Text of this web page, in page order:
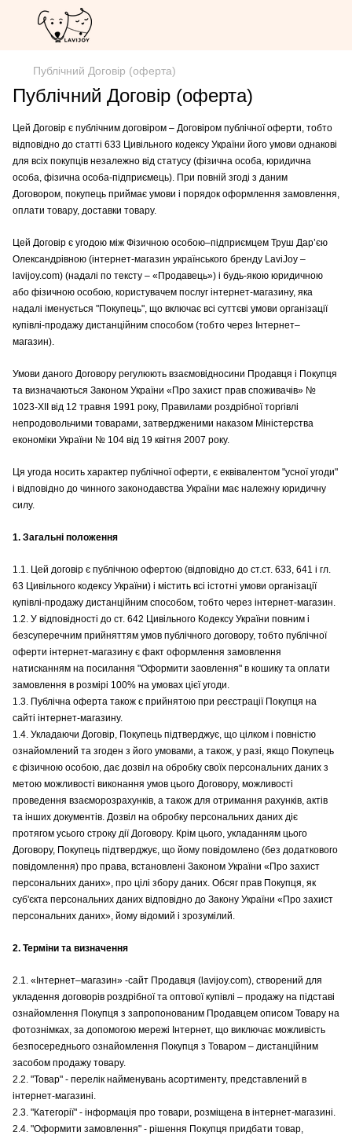
Публічний Договір (оферта)
Публічний Договір (оферта)
Цей Договір є публічним договіром – Договіром публічної оферти, тобто
відповідно до статті 633 Цивільного кодексу України його умови однакові
для всіх покупців незалежно від статусу (фізична особа, юридична
особа, фізична особа-підприємець). При повній згоді з даним
Договором, покупець приймає умови і порядок оформлення замовлення,
оплати товару, доставки товару.
Цей Договір є угодою між Фізичною особою–підприємцем Труш Дар’єю
Олександрівною (інтернет-магазин українського бренду LaviJoy –
lavijoy.com) (надалі по тексту – «Продавець») і будь-якою юридичною
або фізичною особою, користувачем послуг інтернет-магазину, яка
надалі іменується "Покупець", що включає всі суттєві умови організації
купівлі-продажу дистанційним способом (тобто через Інтернет–
магазин).
Умови даного Договору регулюють взаємовідносини Продавця і Покупця
та визначаються Законом України «Про захист прав споживачів» №
1023-XII від 12 травня 1991 року, Правилами роздрібної торгівлі
непродовольчими товарами, затвердженими наказом Міністерства
економіки України № 104 від 19 квітня 2007 року.
Ця угода носить характер публічної оферти, є еквівалентом "усної угоди"
і відповідно до чинного законодавства України має належну юридичну
силу.
1. Загальні положення
1.1. Цей договір є публічною офертою (відповідно до ст.ст. 633, 641 і гл.
63 Цивільного кодексу України) і містить всі істотні умови організації
купівлі-продажу дистанційним способом, тобто через інтернет-магазин.
1.2. У відповідності до ст. 642 Цивільного Кодексу України повним і
безсуперечним прийняттям умов публічного договору, тобто публічної
оферти інтернет-магазину є факт оформлення замовлення
натисканням на посилання "Оформити заовлення" в кошику та оплати
замовлення в розмірі 100% на умовах цієї угоди.
1.3. Публічна оферта також є прийнятою при реєстрації Покупця на
сайті інтернет-магазину.
1.4. Укладаючи Договір, Покупець підтверджує, що цілком і повністю
ознайомлений та згоден з його умовами, а також, у разі, якщо Покупець
є фізичною особою, дає дозвіл на обробку своїх персональних даних з
метою можливості виконання умов цього Договору, можливості
проведення взаєморозрахунків, а також для отримання рахунків, актів
та інших документів. Дозвіл на обробку персональних даних діє
протягом усього строку дії Договору. Крім цього, укладанням цього
Договору, Покупець підтверджує, що йому повідомлено (без додаткового
повідомлення) про права, встановлені Законом України «Про захист
персональних даних», про цілі збору даних. Обсяг прав Покупця, як
суб'єкта персональних даних відповідно до Закону України «Про захист
персональних даних», йому відомий і зрозумілий.
2. Терміни та визначення
2.1. «Інтернет–магазин» -сайт Продавця (lavijoy.com), створений для
укладення договорів роздрібної та оптової купівлі – продажу на підставі
ознайомлення Покупця з запропонованим Продавцем описом Товару на
фотознімках, за допомогою мережі Інтернет, що виключає можливість
безпосереднього ознайомлення Покупця з Товаром – дистанційним
засобом продажу товару.
2.2. "Товар" - перелік найменувань асортименту, представлений в
інтернет-магазині.
2.3. "Категорії" - інформація про товари, розміщена в інтернет-магазині.
2.4. "Оформити замовлення" - рішення Покупця придбати товар,